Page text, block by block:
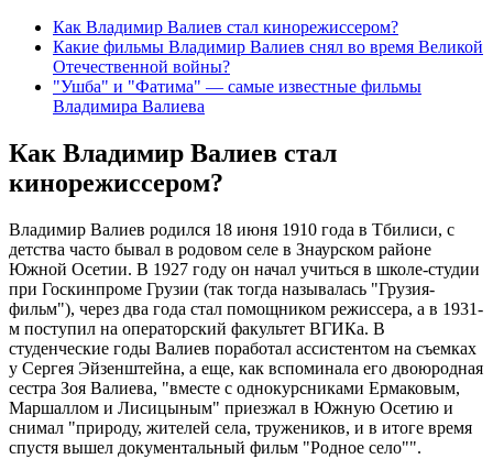
Как Владимир Валиев стал кинорежиссером?
Какие фильмы Владимир Валиев снял во время Великой
Отечественной войны?
"Ушба" и "Фатима" — самые известные фильмы
Владимира Валиева
Как Владимир Валиев стал
кинорежиссером?
Владимир Валиев родился 18 июня 1910 года в Тбилиси, с
детства часто бывал в родовом селе в Знаурском районе
Южной Осетии. В 1927 году он начал учиться в школе-студии
при Госкинпроме Грузии (так тогда называлась "Грузия-
фильм"), через два года стал помощником режиссера, а в 1931-
м поступил на операторский факультет ВГИКа. В
студенческие годы Валиев поработал ассистентом на съемках
у Сергея Эйзенштейна, а еще, как вспоминала его двоюродная
сестра Зоя Валиева, "вместе с однокурсниками Ермаковым,
Маршаллом и Лисицыным" приезжал в Южную Осетию и
снимал "природу, жителей села, тружеников, и в итоге время
спустя вышел документальный фильм "Родное село"".